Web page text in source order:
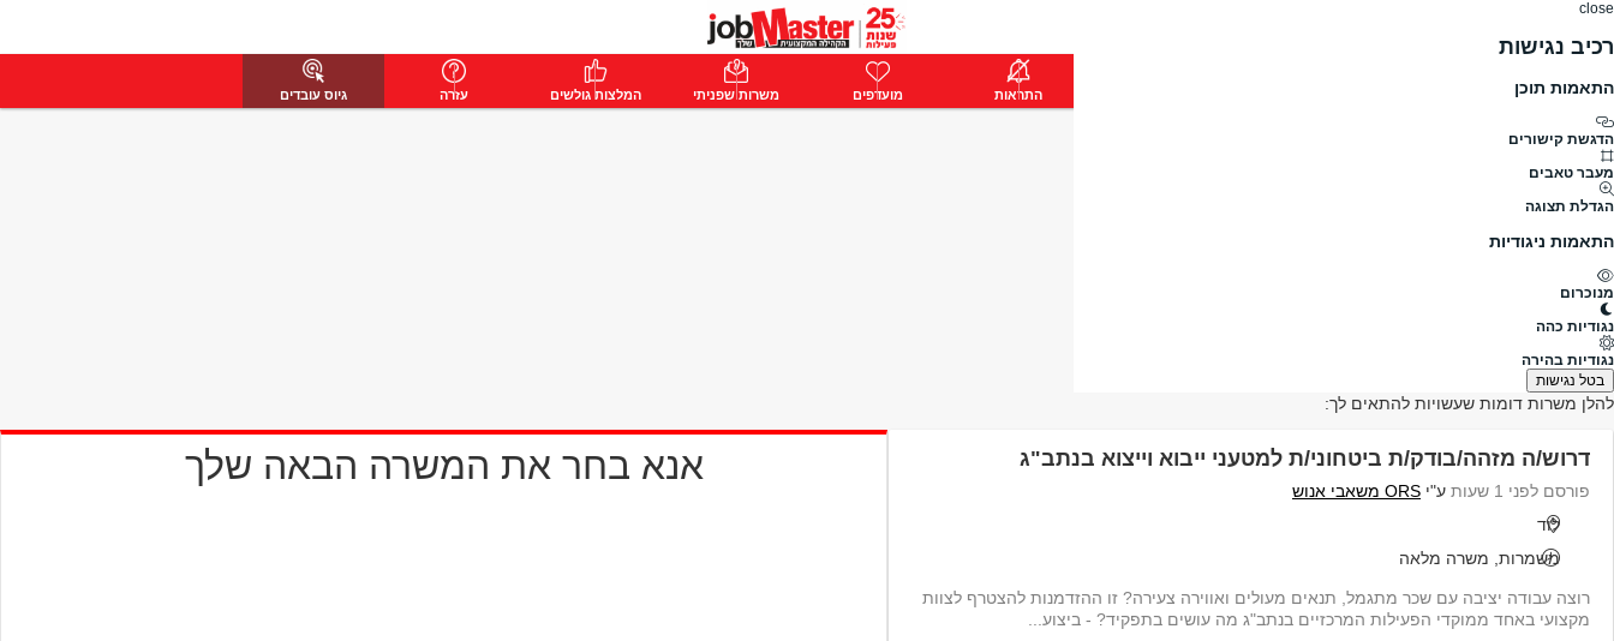
close
רכיב נגישות
התאמות תוכן
הדגשת קישורים
מעבר טאבים
הגדלת תצוגה
התאמות ניגודיות
מנוכרום
נגודיות כהה
נגודיות בהירה
בטל נגישות
פרימיום התחבר התראות מועדפים משרות שפניתי המלצות גולשים עזרה גיוס עובדים
דרושים
צוות 3 דרושים, עמוד 2
גודל חברה
1001-5000
אבטחה וחקירות
לא מצאנו משרות רלוונטיות בחברת: צוות 3
להלן משרות דומות שעשויות להתאים לך:
דרוש/ה מזהה/בודק/ת ביטחוני/ת למטעני ייבוא וייצוא בנתב"ג
פורסם לפני 1 שעות ע"י ORS משאבי אנוש
לוד
משמרות, משרה מלאה
רוצה עבודה יציבה עם שכר מתגמל, תנאים מעולים ואווירה צעירה? זו ההזדמנות להצטרף לצוות
מקצועי באחד ממוקדי הפעילות המרכזיים בנתב"ג מה עושים בתפקיד? - ביצוע...
אנא בחר את המשרה הבאה שלך